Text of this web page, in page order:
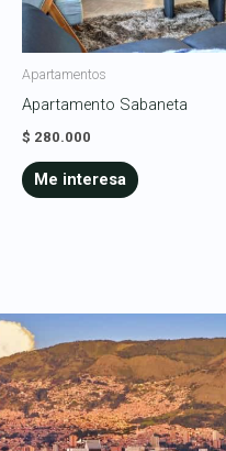
Apartamentos
Apartamento Sabaneta
$ 280.000
Me interesa